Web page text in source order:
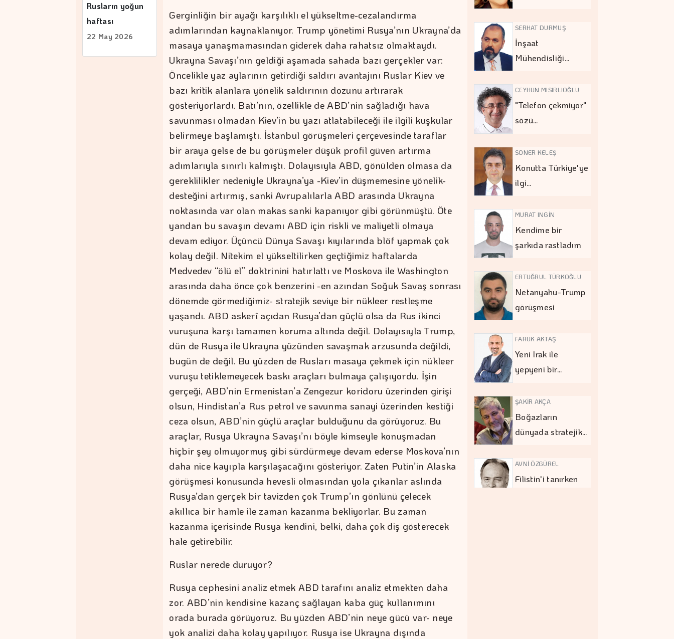
Rusların yoğun
haftası
22 May 2026
Gerginliğin bir ayağı karşılıklı el yükseltme-cezalandırma
adımlarından kaynaklanıyor. Trump yönetimi Rusya’nın Ukrayna’da
masaya yanaşmamasından giderek daha rahatsız olmaktaydı.
Ukrayna Savaşı’nın geldiği aşamada sahada bazı gerçekler var:
Öncelikle yaz aylarının getirdiği saldırı avantajını Ruslar Kiev ve
bazı kritik alanlara yönelik saldırının dozunu artırarak
gösteriyorlardı. Batı’nın, özellikle de ABD’nin sağladığı hava
savunması olmadan Kiev’in bu yazı atlatabileceği ile ilgili kuşkular
belirmeye başlamıştı. İstanbul görüşmeleri çerçevesinde taraflar
bir araya gelse de bu görüşmeler düşük profil güven artırma
adımlarıyla sınırlı kalmıştı. Dolayısıyla ABD, gönülden olmasa da
gereklilikler nedeniyle Ukrayna’ya -Kiev’in düşmemesine yönelik-
desteğini artırmış, sanki Avrupalılarla ABD arasında Ukrayna
noktasında var olan makas sanki kapanıyor gibi görünmüştü. Öte
yandan bu savaşın devamı ABD için riskli ve maliyetli olmaya
devam ediyor. Üçüncü Dünya Savaşı kıyılarında blöf yapmak çok
kolay değil. Nitekim el yükseltilirken geçtiğimiz haftalarda
Medvedev “ölü el” doktrinini hatırlattı ve Moskova ile Washington
arasında daha önce çok benzerini -en azından Soğuk Savaş sonrası
dönemde görmediğimiz- stratejik seviye bir nükleer restleşme
yaşandı. ABD askerî açıdan Rusya’dan güçlü olsa da Rus ikinci
vuruşuna karşı tamamen koruma altında değil. Dolayısıyla Trump,
dün de Rusya ile Ukrayna yüzünden savaşmak arzusunda değildi,
bugün de değil. Bu yüzden de Rusları masaya çekmek için nükleer
vuruşu tetiklemeyecek baskı araçları bulmaya çalışıyordu. İşin
gerçeği, ABD’nin Ermenistan’a Zengezur koridoru üzerinden girişi
olsun, Hindistan’a Rus petrol ve savunma sanayi üzerinden kestiği
ceza olsun, ABD’nin güçlü araçlar bulduğunu da görüyoruz. Bu
araçlar, Rusya Ukrayna Savaşı’nı böyle kimseyle konuşmadan
hiçbir şey olmuyormuş gibi sürdürmeye devam ederse Moskova’nın
daha nice kayıpla karşılaşacağını gösteriyor. Zaten Putin’in Alaska
görüşmesi konusunda hevesli olmasından yola çıkanlar aslında
Rusya’dan gerçek bir tavizden çok Trump’ın gönlünü çelecek
akıllıca bir hamle ile zaman kazanma bekliyorlar. Bu zaman
kazanma içerisinde Rusya kendini, belki, daha çok diş gösterecek
hale getirebilir.
Ruslar nerede duruyor?
Rusya cephesini analiz etmek ABD tarafını analiz etmekten daha
zor. ABD’nin kendisine kazanç sağlayan kaba güç kullanımını
orada burada görüyoruz. Bu yüzden ABD’nin neye gücü var- neye
yok analizi daha kolay yapılıyor. Rusya ise Ukrayna dışında
SERHAT DURMUŞ
İnşaat
Mühendisliği…
CEYHUN MISIRLIOĞLU
"Telefon çekmiyor"
sözü…
SONER KELEŞ
Konutta Türkiye'ye
ilgi…
MURAT INGİN
Kendime bir
şarkıda rastladım
ERTUĞRUL TÜRKOĞLU
Netanyahu-Trump
görüşmesi
FARUK AKTAŞ
Yeni Irak ile
yepyeni bir…
ŞAKİR AKÇA
Boğazların
dünyada stratejik…
AVNİ ÖZGÜREL
Filistin'i tanırken